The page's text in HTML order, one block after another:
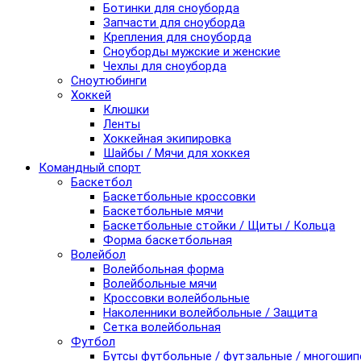
Ботинки для сноуборда
Запчасти для сноуборда
Крепления для сноуборда
Сноуборды мужские и женские
Чехлы для сноуборда
Сноутюбинги
Хоккей
Клюшки
Ленты
Хоккейная экипировка
Шайбы / Мячи для хоккея
Командный спорт
Баскетбол
Баскетбольные кроссовки
Баскетбольные мячи
Баскетбольные стойки / Щиты / Кольца
Форма баскетбольная
Волейбол
Волейбольная форма
Волейбольные мячи
Кроссовки волейбольные
Наколенники волейбольные / Защита
Сетка волейбольная
Футбол
Бутсы футбольные / футзальные /